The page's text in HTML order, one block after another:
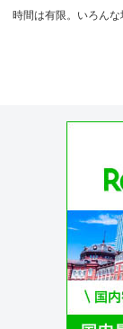
時間は有限。いろんな